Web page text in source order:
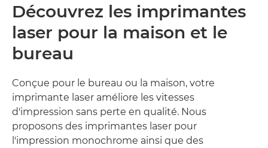
Découvrez les imprimantes
laser pour la maison et le
bureau
Conçue pour le bureau ou la maison, votre
imprimante laser améliore les vitesses
d'impression sans perte en qualité. Nous
proposons des imprimantes laser pour
l'impression monochrome ainsi que des